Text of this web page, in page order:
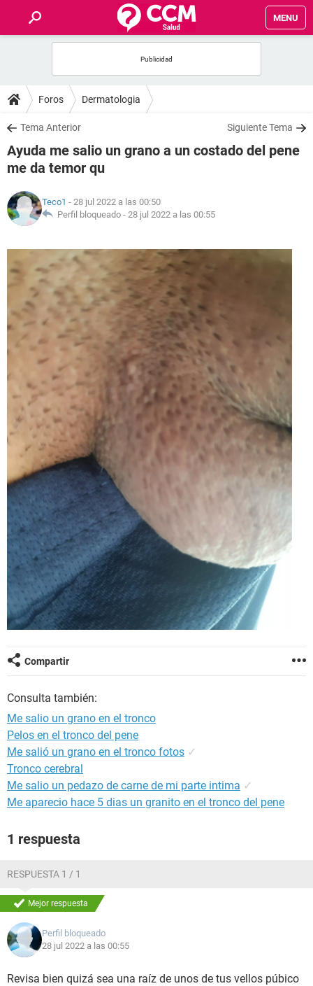
MENU
FOROS
SALUD
FAMILIA
NUTRICIÓN
SEXUALIDAD
GLOSARIO
Foros Dermatologia
Tema Anterior Siguiente Tema
Ayuda me salio un grano a un costado del pene
me da temor qu
Teco1 - 28 jul 2022 a las 00:50
Perfil bloqueado - 28 jul 2022 a las 00:55
Compartir
Consulta también:
Me salio un grano en el tronco
Pelos en el tronco del pene
Me salió un grano en el tronco fotos ✓
Tronco cerebral
Me salio un pedazo de carne de mi parte intima ✓
Me aparecio hace 5 dias un granito en el tronco del pene
1 respuesta
RESPUESTA 1 / 1
Mejor respuesta
Perfil bloqueado
28 jul 2022 a las 00:55
Revisa bien quizá sea una raíz de unos de tus vellos púbico